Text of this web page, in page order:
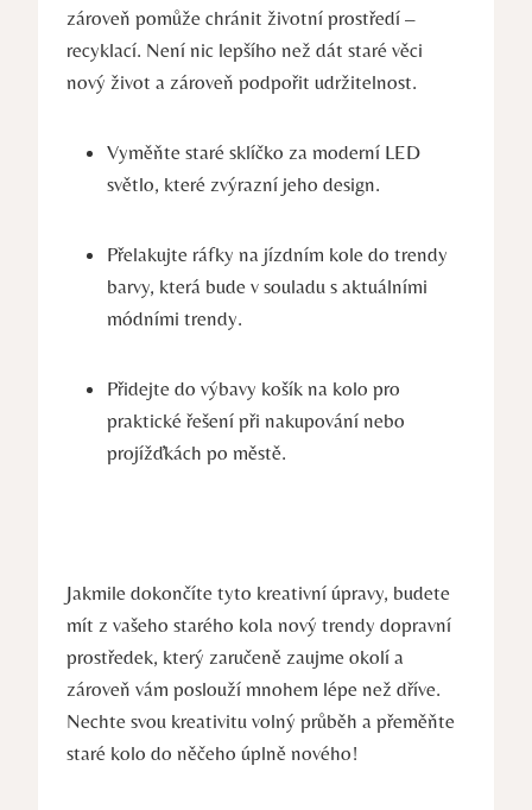
zároveň pomůže chránit životní prostředí –
recyklací. Není nic lepšího než dát staré věci
nový život a zároveň podpořit udržitelnost.
Vyměňte staré sklíčko za moderní LED
světlo, které zvýrazní jeho design.
Přelakujte ráfky na jízdním kole do trendy
barvy, která bude v souladu s aktuálními
módními trendy.
Přidejte do výbavy košík na kolo pro
praktické řešení při nakupování nebo
projížďkách po městě.
Jakmile dokončíte tyto kreativní úpravy, budete
mít z vašeho starého kola nový trendy dopravní
prostředek, který zaručeně zaujme okolí a
zároveň vám poslouží mnohem lépe než dříve.
Nechte svou kreativitu volný průběh a přeměňte
staré kolo do něčeho úplně nového!